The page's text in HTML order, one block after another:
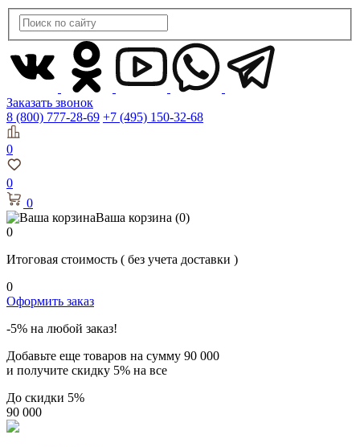
Заказать звонок
8 (800) 777-28-69 +7 (495) 150-32-68
0
0
0
Ваша корзина (0)
0
Итоговая стоимость ( без учета доставки )
0
Оформить заказ
-5% на любой заказ!
Добавьте еще товаров на сумму 90 000
и получите скидку 5% на все
До скидки 5%
90 000